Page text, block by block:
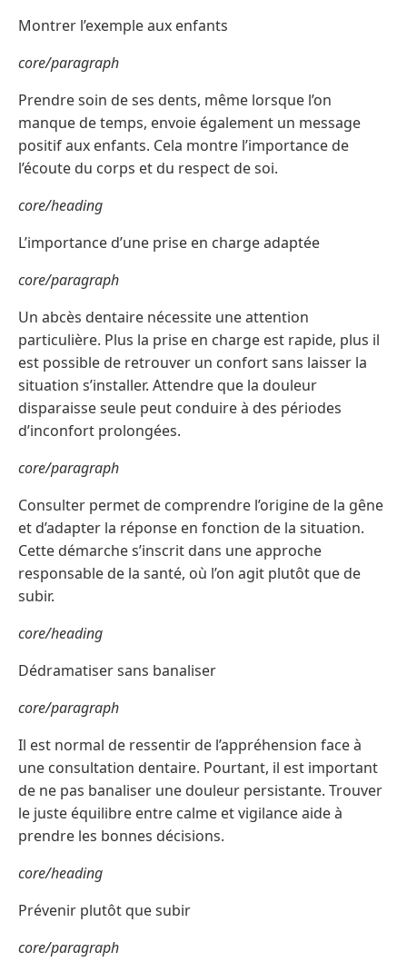
Montrer l’exemple aux enfants
core/paragraph
Prendre soin de ses dents, même lorsque l’on
manque de temps, envoie également un message
positif aux enfants. Cela montre l’importance de
l’écoute du corps et du respect de soi.
core/heading
L’importance d’une prise en charge adaptée
core/paragraph
Un abcès dentaire nécessite une attention
particulière. Plus la prise en charge est rapide, plus il
est possible de retrouver un confort sans laisser la
situation s’installer. Attendre que la douleur
disparaisse seule peut conduire à des périodes
d’inconfort prolongées.
core/paragraph
Consulter permet de comprendre l’origine de la gêne
et d’adapter la réponse en fonction de la situation.
Cette démarche s’inscrit dans une approche
responsable de la santé, où l’on agit plutôt que de
subir.
core/heading
Dédramatiser sans banaliser
core/paragraph
Il est normal de ressentir de l’appréhension face à
une consultation dentaire. Pourtant, il est important
de ne pas banaliser une douleur persistante. Trouver
le juste équilibre entre calme et vigilance aide à
prendre les bonnes décisions.
core/heading
Prévenir plutôt que subir
core/paragraph